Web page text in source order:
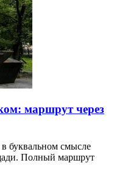
маршрут через
буквальном смысле
Полный маршрут